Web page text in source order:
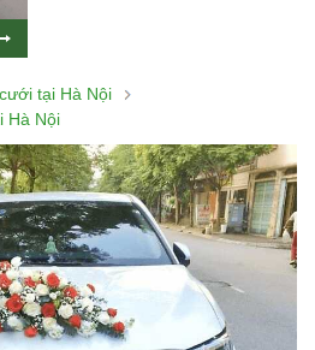
tại Hà Nội
Hà Nội